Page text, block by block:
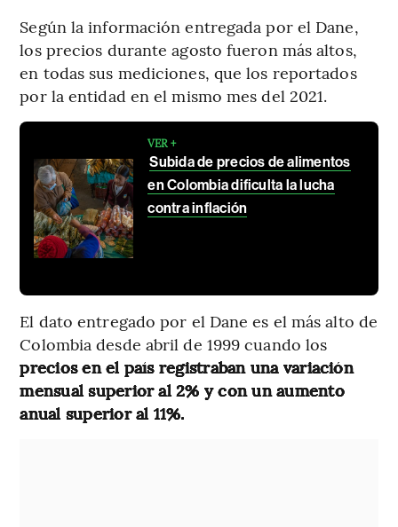
Según la información entregada por el Dane,
los precios durante agosto fueron más altos,
en todas sus mediciones, que los reportados
por la entidad en el mismo mes del 2021.
VER +
Subida de precios de alimentos
en Colombia dificulta la lucha
contra inflación
El dato entregado por el Dane es el más alto de
Colombia desde abril de 1999 cuando los
precios en el país registraban una variación
mensual superior al 2% y con un aumento
anual superior al 11%.